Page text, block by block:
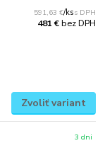
591,63 €/ks
481 €bez DPH
Zvoliť variant
3 dni